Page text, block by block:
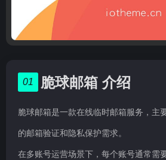
01 脆球邮箱 介绍
脆球邮箱是一款在线临时邮箱服务，主
的邮箱验证和隐私保护需求。
在多账号运营场景下，每个账号通常需